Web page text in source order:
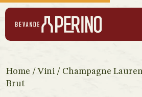
Home /Vini / Champagne
Brut